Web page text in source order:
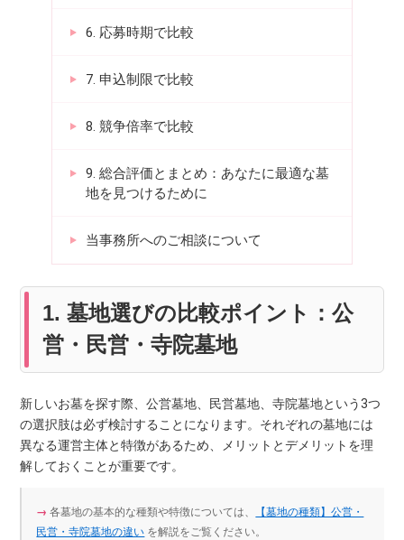
6. 応募時期で比較
7. 申込制限で比較
8. 競争倍率で比較
9. 総合評価とまとめ：あなたに最適な墓
地を見つけるために
当事務所へのご相談について
1. 墓地選びの比較ポイント：公
営・民営・寺院墓地
新しいお墓を探す際、公営墓地、民営墓地、寺院墓地という3つ
の選択肢は必ず検討することになります。それぞれの墓地には
異なる運営主体と特徴があるため、メリットとデメリットを理
解しておくことが重要です。
→ 各墓地の基本的な種類や特徴については、
【墓地の種類】公営・
民営・寺院墓地の違い を解説をご覧ください。